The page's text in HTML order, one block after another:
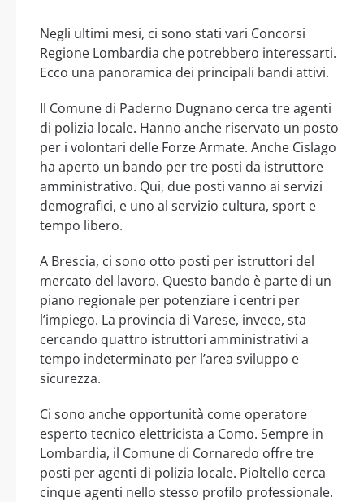
Negli ultimi mesi, ci sono stati vari Concorsi
Regione Lombardia che potrebbero interessarti.
Ecco una panoramica dei principali bandi attivi.
Il Comune di Paderno Dugnano cerca tre agenti
di polizia locale. Hanno anche riservato un posto
per i volontari delle Forze Armate. Anche Cislago
ha aperto un bando per tre posti da istruttore
amministrativo. Qui, due posti vanno ai servizi
demografici, e uno al servizio cultura, sport e
tempo libero.
A Brescia, ci sono otto posti per istruttori del
mercato del lavoro. Questo bando è parte di un
piano regionale per potenziare i centri per
l’impiego. La provincia di Varese, invece, sta
cercando quattro istruttori amministrativi a
tempo indeterminato per l’area sviluppo e
sicurezza.
Ci sono anche opportunità come operatore
esperto tecnico elettricista a Como. Sempre in
Lombardia, il Comune di Cornaredo offre tre
posti per agenti di polizia locale. Pioltello cerca
cinque agenti nello stesso profilo professionale.